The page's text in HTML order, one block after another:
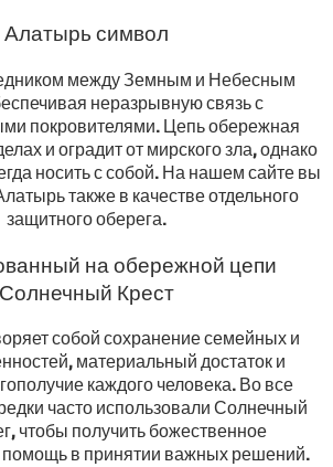
Алатырь символ
между Земным и Небесным
неразрывную связь с
покровителями. Цепь обережная
и оградит от мирского зла, однако
носить с собой. На нашем сайте вы
также в качестве отдельного
защитного оберега.
на обережной цепи
Солнечный Крест
собой сохранение семейных и
материальный достаток и
каждого человека. Во все
часто использовали Солнечный
чтобы получить божественное
помощь в принятии важных решений.